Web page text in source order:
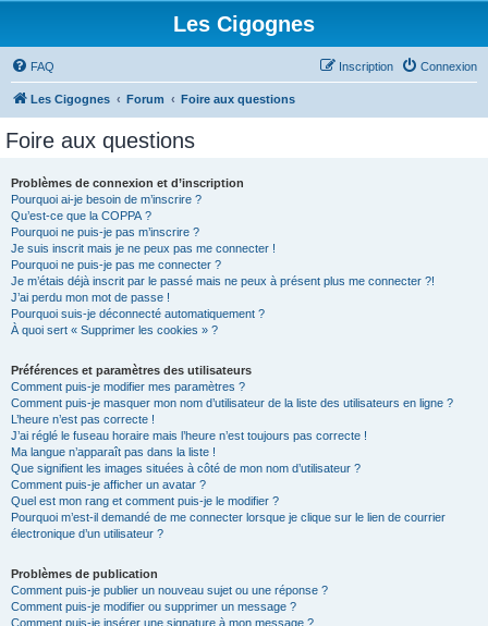
Les Cigognes
FAQ Connexion
Inscription
Les Cigognes Forum Foire aux questions
Foire aux questions
Problèmes de connexion et d’inscription
Pourquoi ai-je besoin de m’inscrire ?
Qu’est-ce que la COPPA ?
Pourquoi ne puis-je pas m’inscrire ?
Je suis inscrit mais je ne peux pas me connecter !
Pourquoi ne puis-je pas me connecter ?
Je m’étais déjà inscrit par le passé mais ne peux à présent plus me connecter ?!
J’ai perdu mon mot de passe !
Pourquoi suis-je déconnecté automatiquement ?
À quoi sert « Supprimer les cookies » ?
Préférences et paramètres des utilisateurs
Comment puis-je modifier mes paramètres ?
Comment puis-je masquer mon nom d’utilisateur de la liste des utilisateurs en ligne ?
L’heure n’est pas correcte !
J’ai réglé le fuseau horaire mais l’heure n’est toujours pas correcte !
Ma langue n’apparaît pas dans la liste !
Que signifient les images situées à côté de mon nom d’utilisateur ?
Comment puis-je afficher un avatar ?
Quel est mon rang et comment puis-je le modifier ?
Pourquoi m’est-il demandé de me connecter lorsque je clique sur le lien de courrier
électronique d’un utilisateur ?
Problèmes de publication
Comment puis-je publier un nouveau sujet ou une réponse ?
Comment puis-je modifier ou supprimer un message ?
Comment puis-je insérer une signature à mon message ?